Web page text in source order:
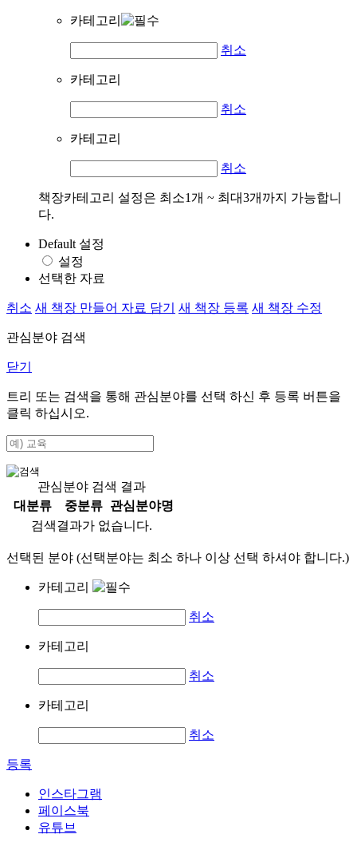
카테고리
취소
카테고리
취소
카테고리
취소
책장카테고리 설정은 최소1개 ~ 최대3개까지 가능합니
다.
Default 설정
설정
선택한 자료
취소 새 책장 만들어 자료 담기 새 책장 등록 새 책장 수정
관심분야 검색
닫기
트리 또는 검색을 통해 관심분야를 선택 하신 후 등록 버튼을
클릭 하십시오.
관심분야 검색 결과
대분류
중분류
관심분야명
검색결과가 없습니다.
선택된 분야 (선택분야는 최소 하나 이상 선택 하셔야 합니다.)
카테고리
취소
카테고리
취소
카테고리
취소
등록
인스타그램
페이스북
유튜브